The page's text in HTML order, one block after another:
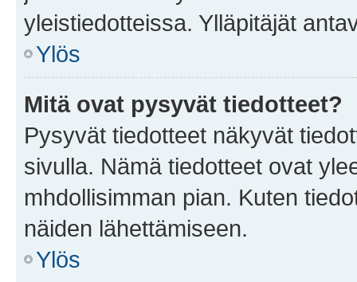
yleistiedotteissa. Ylläpitäjät
Ylös
Mitä ovat pysyvät tiedotteet?
Pysyvät tiedotteet näkyvät
sivulla. Nämä tiedotteet ovat
mhdollisimman pian. Kuten
näiden lähettämiseen.
Ylös